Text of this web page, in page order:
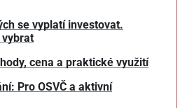
se vyplatí investovat.
vybrat
cena a praktické využití
Pro OSVČ a aktivní